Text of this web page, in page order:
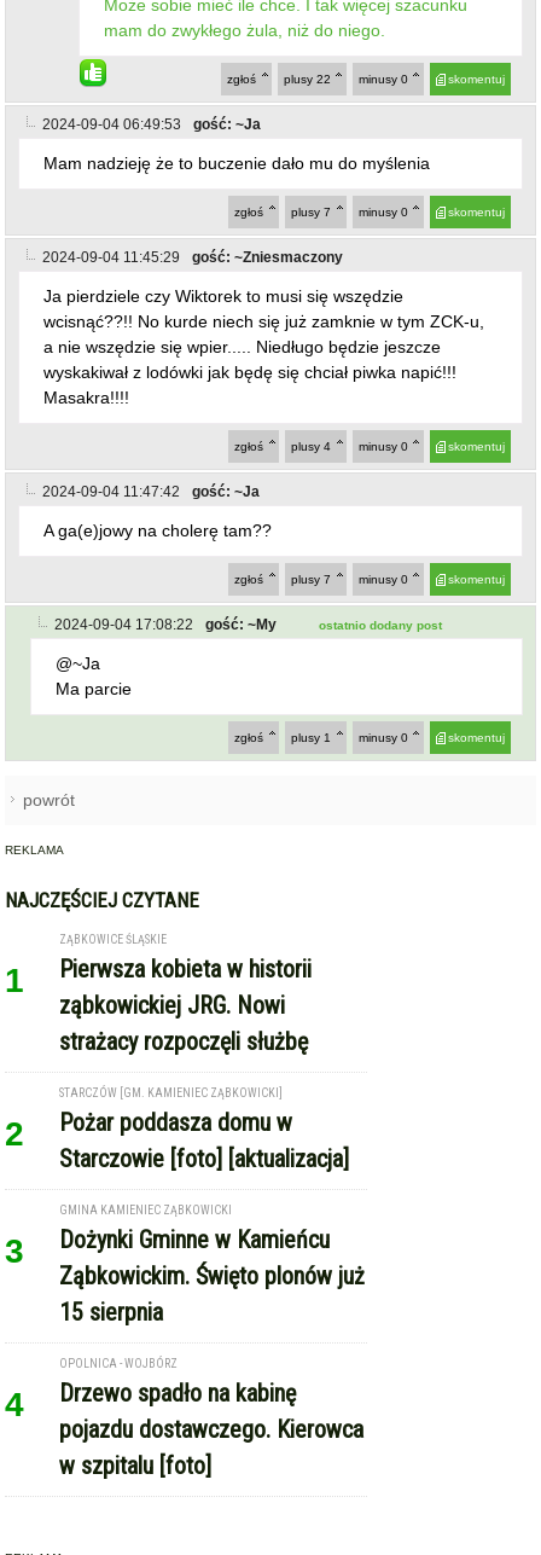
Może sobie mieć ile chce. I tak więcej szacunku
mam do zwykłego żula, niż do niego.
skomentuj
minusy 0
plusy 22
zgłoś
2024-09-04 06:49:53 gość: ~Ja
Mam nadzieję że to buczenie dało mu do myślenia
skomentuj
minusy 0
plusy 7
zgłoś
2024-09-04 11:45:29 gość: ~Zniesmaczony
Ja pierdziele czy Wiktorek to musi się wszędzie
wcisnąć??!! No kurde niech się już zamknie w tym ZCK-u,
a nie wszędzie się wpier..... Niedługo będzie jeszcze
wyskakiwał z lodówki jak będę się chciał piwka napić!!!
Masakra!!!!
skomentuj
minusy 0
plusy 4
zgłoś
2024-09-04 11:47:42 gość: ~Ja
A ga(e)jowy na cholerę tam??
skomentuj
minusy 0
plusy 7
zgłoś
2024-09-04 17:08:22 gość: ~My ostatnio dodany post
@~Ja
Ma parcie
skomentuj
minusy 0
plusy 1
zgłoś
powrót
REKLAMA
NAJCZĘŚCIEJ CZYTANE
1
ZĄBKOWICE ŚLĄSKIE
Pierwsza kobieta w historii
ząbkowickiej JRG. Nowi
strażacy rozpoczęli służbę
2
STARCZÓW [GM. KAMIENIEC ZĄBKOWICKI]
Pożar poddasza domu w
Starczowie [foto] [aktualizacja]
3
GMINA KAMIENIEC ZĄBKOWICKI
Dożynki Gminne w Kamieńcu
Ząbkowickim. Święto plonów już
15 sierpnia
4
OPOLNICA - WOJBÓRZ
Drzewo spadło na kabinę
pojazdu dostawczego. Kierowca
w szpitalu [foto]